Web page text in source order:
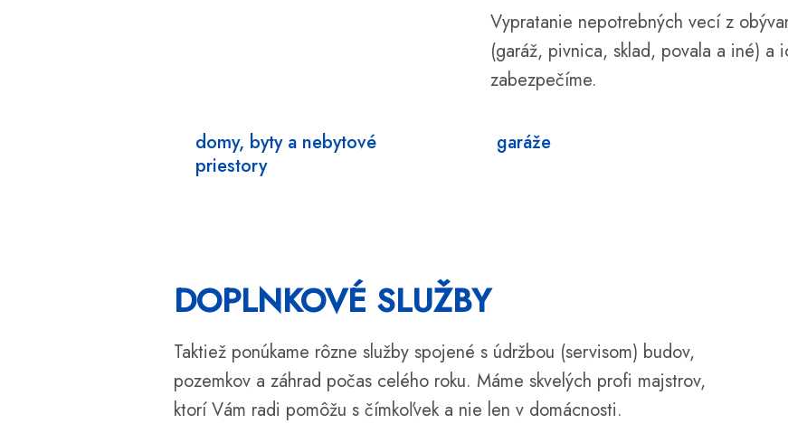
Vypratanie nepotrebných vecí z
(garáž, pivnica, sklad, povala a iné) a
zabezpečíme.
domy, byty a nebytové
priestory
garáže
DOPLNKOVÉ SLUŽBY
Taktiež ponúkame rôzne služby spojené s údržbou (servisom) budov,
pozemkov a záhrad počas celého roku. Máme skvelých profi majstrov,
ktorí Vám radi pomôžu s čímkoľvek a nie len v domácnosti.